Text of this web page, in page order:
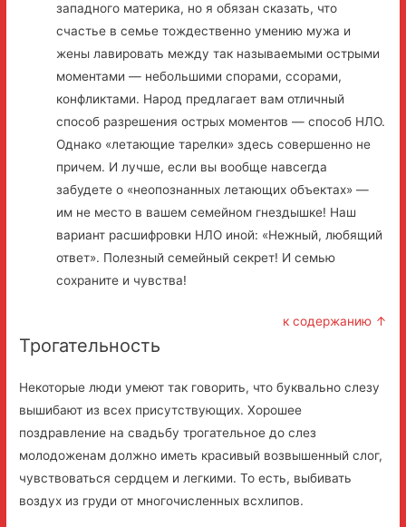
западного материка, но я обязан сказать, что
счастье в семье тождественно умению мужа и
жены лавировать между так называемыми острыми
моментами — небольшими спорами, ссорами,
конфликтами. Народ предлагает вам отличный
способ разрешения острых моментов — способ НЛО.
Однако «летающие тарелки» здесь совершенно не
причем. И лучше, если вы вообще навсегда
забудете о «неопознанных летающих объектах» —
им не место в вашем семейном гнездышке! Наш
вариант расшифровки НЛО иной: «Нежный, любящий
ответ». Полезный семейный секрет! И семью
сохраните и чувства!
к содержанию ↑
Трогательность
Некоторые люди умеют так говорить, что буквально слезу
вышибают из всех присутствующих. Хорошее
поздравление на свадьбу трогательное до слез
молодоженам должно иметь красивый возвышенный слог,
чувствоваться сердцем и легкими. То есть, выбивать
воздух из груди от многочисленных всхлипов.